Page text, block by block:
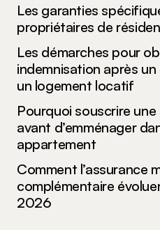
Les garanties
propriétaires de
Les démarches pour
indemnisation après
un logement locatif
Pourquoi souscrire
avant d’emménager
appartement
Comment l’assurance
complémentaire
2026